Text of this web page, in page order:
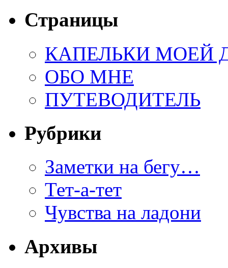
Страницы
КАПЕЛЬКИ МОЕЙ
ОБО МНЕ
ПУТЕВОДИТЕЛЬ
Рубрики
Заметки на бегу…
Тет-а-тет
Чувства на ладони
Архивы